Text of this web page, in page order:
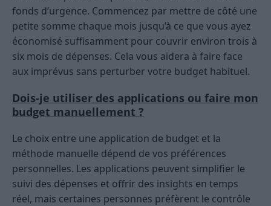
fonds d’urgence. Commencez par mettre de côté une
petite somme chaque mois jusqu’à ce que vous ayez
économisé suffisamment pour couvrir environ trois à
six mois de dépenses. Cela vous aidera à faire face
aux imprévus sans perturber votre budget habituel.
Dois-je utiliser des applications ou faire mon
budget manuellement ?
Le choix entre une application de budget et la
méthode manuelle dépend de vos préférences
personnelles. Les applications peuvent simplifier le
suivi des dépenses et offrir des insights en temps
réel, mais certaines personnes préfèrent le contrôle